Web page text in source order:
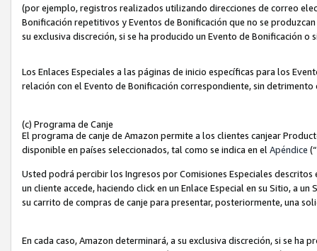
(por ejemplo, registros realizados utilizando direcciones de correo
Bonificación repetitivos y Eventos de Bonificación que no se
su exclusiva discreción, si se ha producido un Evento de Bonificación
Los Enlaces Especiales a las páginas de inicio específicas para los
relación con el Evento de Bonificación correspondiente, sin
(c) Programa de Canje
El programa de canje de Amazon permite a los clientes canjear
disponible en países seleccionados, tal como se indica en el Apéndice
Usted podrá percibir los Ingresos por Comisiones Especiales
un cliente accede, haciendo click en un Enlace Especial en su Sitio, a
su carrito de compras de canje para presentar, posteriormente, una
En cada caso, Amazon determinará, a su exclusiva discreción, si se